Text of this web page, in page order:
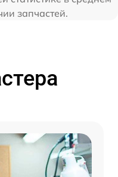
запчастей.